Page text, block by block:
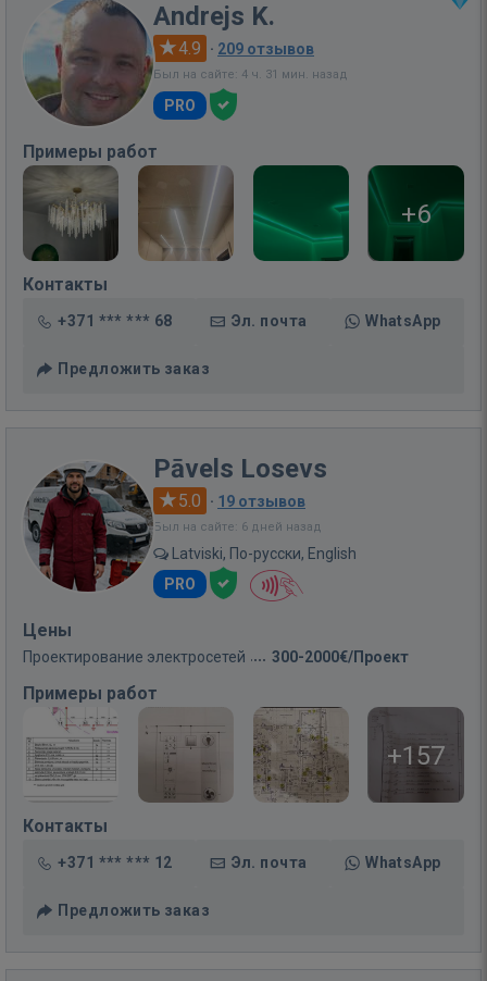
Andrejs K.
4.9 · 209 отзывов
Был на сайте: 4 ч. 31 мин. назад
PRO
Примеры работ
+6
Контакты
+371 *** *** 68 Эл. почта WhatsApp
Предложить заказ
Pāvels Losevs
5.0 · 19 отзывов
Был на сайте: 6 дней назад
Latviski, По-русски, English
PRO
Цены
Проектирование электросетей 300-2000€/Проект
Примеры работ
+157
Контакты
+371 *** *** 12 Эл. почта WhatsApp
Предложить заказ